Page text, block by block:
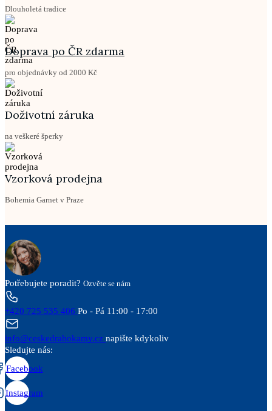
Dlouholetá tradice
Doprava po ČR zdarma
pro objednávky od 2000 Kč
Doživotní záruka
na veškeré šperky
Vzorková prodejna
Bohemia Garnet v Praze
Potřebujete poradit? Ozvěte se nám
+420 725 535 406 Po - Pá 11:00 - 17:00
info@ceskedrahokamy.cz napište kdykoliv
Sledujte nás:
Facebook
Instagram